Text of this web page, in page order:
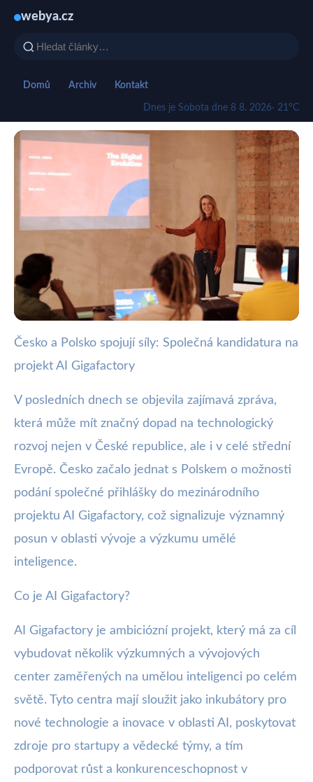
webya.cz
Domů Archiv Kontakt
Dnes je Sobota dne 8 8. 2026· 21°C
webya.cz
Česko a Polsko spolupracují na AI
Gigafactory kandidatuře
· 3 min čtení · Autor: Barbora Černá
Česko a Polsko spojují síly: Společná kandidatura na
projekt AI Gigafactory
V posledních dnech se objevila zajímavá zpráva,
která může mít značný dopad na technologický
rozvoj nejen v České republice, ale i v celé střední
Evropě. Česko začalo jednat s Polskem o možnosti
podání společné přihlášky do mezinárodního
projektu AI Gigafactory, což signalizuje významný
posun v oblasti vývoje a výzkumu umělé
inteligence.
Co je AI Gigafactory?
AI Gigafactory je ambiciózní projekt, který má za cíl
vybudovat několik výzkumných a vývojových
center zaměřených na umělou inteligenci po celém
světě. Tyto centra mají sloužit jako inkubátory pro
nové technologie a inovace v oblasti AI, poskytovat
zdroje pro startupy a vědecké týmy, a tím
podporovat růst a konkurenceschopnost v